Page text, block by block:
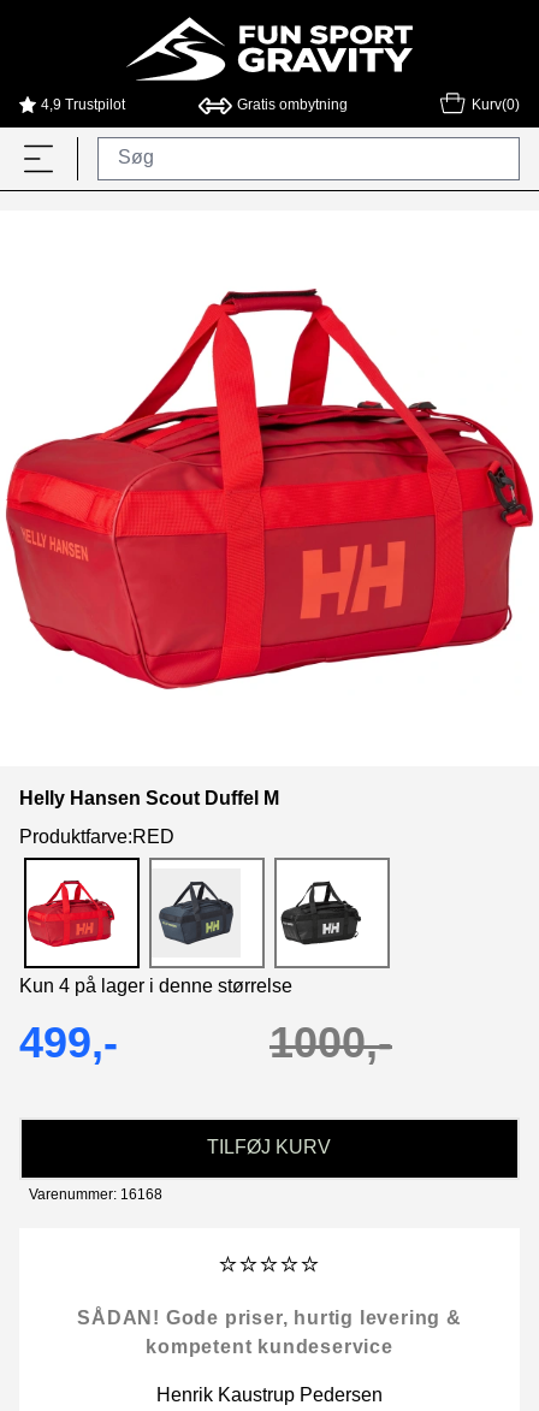
4,9 Trustpilot Gratis ombytning Kurv(0)
Helly Hansen Scout Duffel M
Produktfarve:RED
Kun 4 på lager i denne størrelse
499,- 1000,-
TILFØJ KURV
Varenummer: 16168
⭐⭐⭐⭐⭐
SÅDAN! Gode priser, hurtig levering &
kompetent kundeservice
Henrik Kaustrup Pedersen